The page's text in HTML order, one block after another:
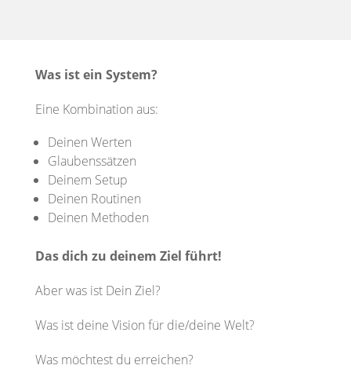
Was ist ein System?
Eine Kombination aus:
Deinen Werten
Glaubenssätzen
Deinem Setup
Deinen Routinen
Deinen Methoden
Das dich zu deinem Ziel führt!
Aber was ist Dein Ziel?
Was ist deine Vision für die/deine Welt?
Was möchtest du erreichen?